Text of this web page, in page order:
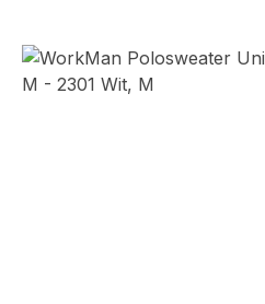
Afbeeldingengalerij overslaan